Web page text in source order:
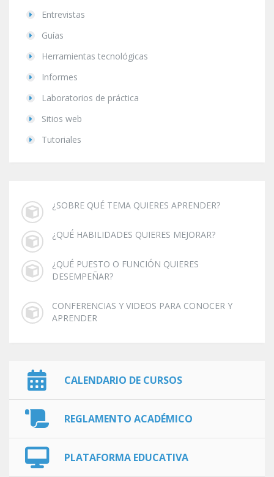
Entrevistas
Guías
Herramientas tecnológicas
Informes
Laboratorios de práctica
Sitios web
Tutoriales
¿SOBRE QUÉ TEMA QUIERES APRENDER?
¿QUÉ HABILIDADES QUIERES MEJORAR?
¿QUÉ PUESTO O FUNCIÓN QUIERES
DESEMPEÑAR?
CONFERENCIAS Y VIDEOS PARA CONOCER Y
APRENDER
CALENDARIO DE CURSOS
REGLAMENTO ACADÉMICO
PLATAFORMA EDUCATIVA